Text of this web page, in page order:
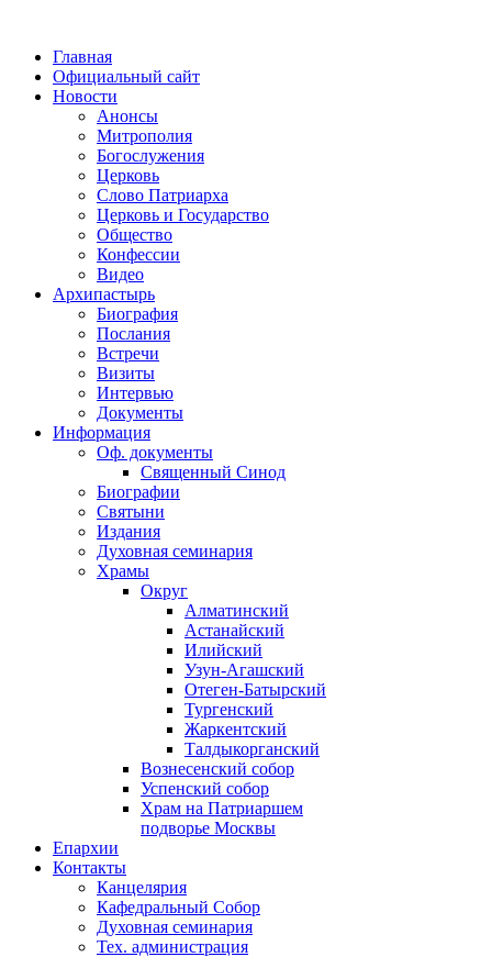
Главная
Официальный сайт
Новости
Анонсы
Митрополия
Богослужения
Церковь
Слово Патриарха
Церковь и Государство
Общество
Конфессии
Видео
Архипастырь
Биография
Послания
Встречи
Визиты
Интервью
Документы
Информация
Оф. документы
Священный Синод
Биографии
Святыни
Издания
Духовная семинария
Храмы
Округ
Алматинский
Астанайский
Илийский
Узун-Агашский
Отеген-Батырский
Тургенский
Жаркентский
Талдыкорганский
Вознесенский собор
Успенский собор
Храм на Патриаршем
подворье Москвы
Епархии
Контакты
Канцелярия
Кафедральный Собор
Духовная семинария
Тех. администрация